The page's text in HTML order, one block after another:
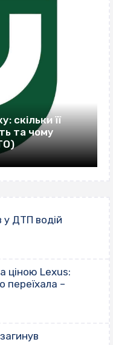
скільки її
та чому
у ДТП водій
ціною Lexus:
переїхала –